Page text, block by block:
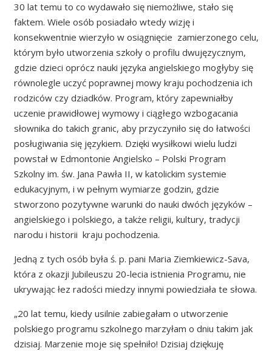
30 lat temu to co wydawało się niemożliwe, stało się
faktem. Wiele osób posiadało wtedy wizję i
konsekwentnie wierzyło w osiągnięcie zamierzonego celu,
którym było utworzenia szkoły o profilu dwujęzycznym,
gdzie dzieci oprócz nauki języka angielskiego mogłyby się
równolegle uczyć poprawnej mowy kraju pochodzenia ich
rodziców czy dziadków. Program, który zapewniałby
uczenie prawidłowej wymowy i ciągłego wzbogacania
słownika do takich granic, aby przyczyniło się do łatwości
posługiwania się językiem. Dzięki wysiłkowi wielu ludzi
powstał w Edmontonie Angielsko – Polski Program
Szkolny im. św. Jana Pawła II, w katolickim systemie
edukacyjnym, i w pełnym wymiarze godzin, gdzie
stworzono pozytywne warunki do nauki dwóch języków –
angielskiego i polskiego, a także religii, kultury, tradycji
narodu i historii kraju pochodzenia.
Jedną z tych osób była ś. p. pani Maria Ziemkiewicz-Sava,
która z okazji Jubileuszu 20-lecia istnienia Programu, nie
ukrywając łez radości miedzy innymi powiedziała te słowa.
„20 lat temu, kiedy usilnie zabiegałam o utworzenie
polskiego programu szkolnego marzyłam o dniu takim jak
dzisiaj. Marzenie moje się spełniło! Dzisiaj dziękuję